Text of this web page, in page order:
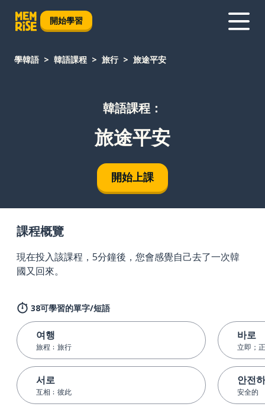
開始學習
學韓語 韓語課程 旅行 旅途平安
韓語課程：
旅途平安
開始上課
課程概覽
現在投入該課程，5分鐘後，您會感覺自己去了一次韓
國又回來。
38可學習的單字/短語
여행
旅程﹔旅行
서로
互相﹔彼此
바로
立即；
안전
安全的